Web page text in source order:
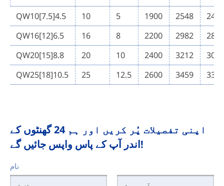
QW10[7.5]4.5 10 5 1900 2548
QW16[12]6.5
16 8 2200 2982
QW20[15]8.8
20 10 2400 3212
QW25[18]10.5
25 12.5 2600 3459
اپنی تفصیلات پُر کریں اور ہم 24 گھنٹوں کے
اندر آپ کے پاس واپس جائیں گے!
نام